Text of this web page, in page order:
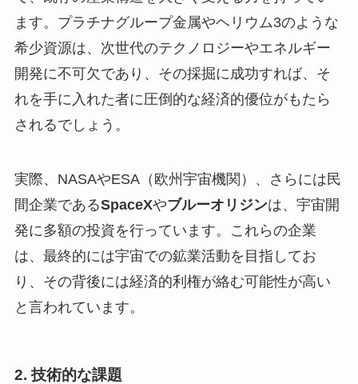
ます。プラチナグループ金属やヘリウム3のような
希少資源は、次世代のテクノロジーやエネルギー
開発に不可欠であり、その採掘に成功すれば、そ
れを手に入れた者に圧倒的な経済的優位がもたら
されるでしょう。
実際、NASAやESA（欧州宇宙機関）、さらには民
間企業であるSpaceXやブルーオリジンは、宇宙開
発に多額の投資を行っています。これらの企業
は、最終的には宇宙での鉱業活動を目指してお
り、その背後には経済的利権が絡む可能性が高い
と言われています。
2.技術的な課題